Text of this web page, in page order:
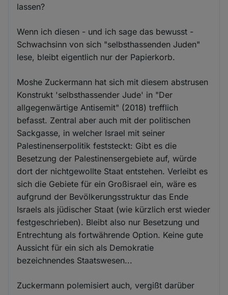
lassen?
Wenn ich diesen - und ich sage das bewusst -
Schwachsinn von sich "selbsthassenden Juden"
lese, bleibt eigentlich nur der Papierkorb.
Moshe Zuckermann hat sich mit diesem abstrusen
Konstrukt 'selbsthassender Jude' in "Der
allgegenwärtige Antisemit" (2018) trefflich
befasst. Zentral aber auch mit der politischen
Sackgasse, in welcher Israel mit seiner
Palestinenserpolitik feststeckt: Gibt es die
Besetzung der Palestinensergebiete auf, würde
dort der nichtgewollte Staat entstehen. Verleibt es
sich die Gebiete für ein Großisrael ein, wäre es
aufgrund der Bevölkerungsstruktur das Ende
Israels als jüdischer Staat (wie kürzlich erst wieder
festgeschrieben). Bleibt also nur Besetzung und
Entrechtung als fortwährende Option. Keine gute
Aussicht für ein sich als Demokratie
bezeichnendes Staatswesen...
Zuckermann polemisiert auch, vergißt darüber